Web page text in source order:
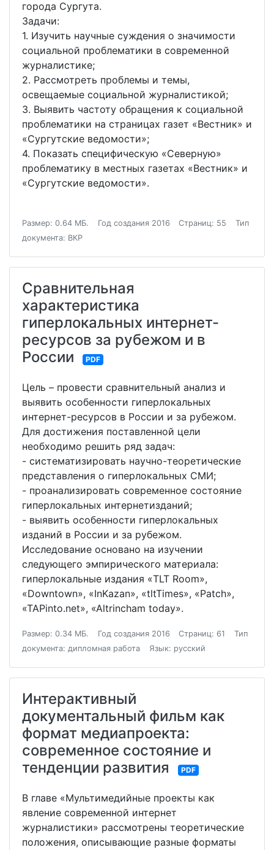
города Сургута.
Задачи:
1. Изучить научные суждения о значимости
социальной проблематики в современной
журналистике;
2. Рассмотреть проблемы и темы,
освещаемые социальной журналистикой;
3. Выявить частоту обращения к социальной
проблематики на страницах газет «Вестник» и
«Сургутские ведомости»;
4. Показать специфическую «Северную»
проблематику в местных газетах «Вестник» и
«Сургутские ведомости».
Размер: 0.64 МБ. Год создания 2016 Страниц: 55
Тип
документа: ВКР
Сравнительная
характеристика
гиперлокальных интернет-
ресурсов за рубежом и в
России
PDF
Цель – провести сравнительный анализ и
выявить особенности гиперлокальных
интернет-ресурсов в России и за рубежом.
Для достижения поставленной цели
необходимо решить ряд задач:
- систематизировать научно-теоретические
представления о гиперлокальных СМИ;
- проанализировать современное состояние
гиперлокальных интернетизданий;
- выявить особенности гиперлокальных
изданий в России и за рубежом.
Исследование основано на изучении
следующего эмпирического материала:
гиперлокальные издания «TLT Room»,
«Downtown», «InKazan», «tltTimes», «Patch»,
«TAPinto.net», «Altrincham today».
Размер: 0.34 МБ. Год создания 2016 Страниц: 61
Тип
документа: дипломная работа
Язык: русский
Интерактивный
документальный фильм как
формат медиапроекта:
современное состояние и
тенденции развития
PDF
В главе «Мультимедийные проекты как
явление современной интернет
журналистики» рассмотрены теоретические
положения, описывающие разные форматы